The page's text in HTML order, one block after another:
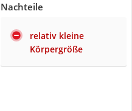
Nachteile
relativ kleine
Körpergröße